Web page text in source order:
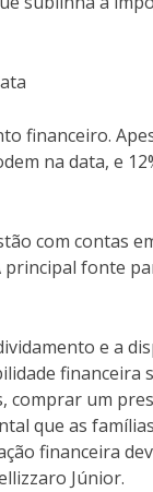
financeiro.
na data, e
com contas
principal fonte
e a
financeira
comprar um
que as
financeira
Júnior.